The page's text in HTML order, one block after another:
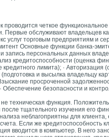
проводится четкое
Первые обслуживают владельцев
услуг торговым предприятиям и
Основные функции банка-
запись персональных данных
кредитоспособности (оценка
кредитного лимита); · Авторизация
и высылка владельцу
просроченной
Обеспечение безопасности и
техническая функция.
тщательного изучения его
неблагоприятны для клиента,
Если же кредитоспособность
вводится в компьютер. В него